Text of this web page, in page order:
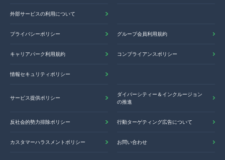
外部サービスの利用について
プライバシーポリシー グループ会員利用規約
キャリアパーク利用規約 コンプライアンスポリシー
情報セキュリティポリシー
サービス提供ポリシー
ダイバーシティー＆インクルージョン
の推進
反社会的勢力排除ポリシー 行動ターゲティング広告について
カスタマーハラスメントポリシー お問い合わせ